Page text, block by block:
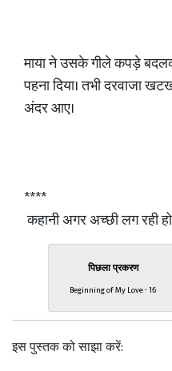
​माया ने उसके गीले कपड़े
पहना दिया। तभी दरवाजा
अंदर आए।
****
कहानी अगर अच्छी लग रही
पिछला प्रकरण
Beginning of My Love - 16
इस पुस्तक को साझा करें: